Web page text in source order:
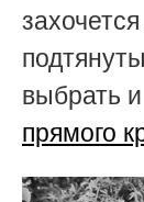
выбрать
прямого